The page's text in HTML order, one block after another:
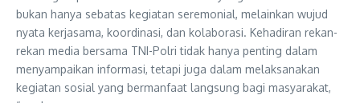
bukan hanya sebatas kegiatan seremonial, melainkan wujud
nyata kerjasama, koordinasi, dan kolaborasi. Kehadiran rekan-
rekan media bersama TNI-Polri tidak hanya penting dalam
menyampaikan informasi, tetapi juga dalam melaksanakan
kegiatan sosial yang bermanfaat langsung bagi masyarakat,